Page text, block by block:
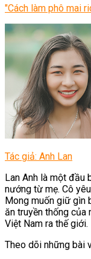
"Cách làm phô mai
Tác giả: Anh Lan
Lan Anh là một đầu
nướng từ mẹ. Cô
Mong muốn giữ gìn
ăn truyền thống của
Việt Nam ra thế giới.
Theo dõi những bài